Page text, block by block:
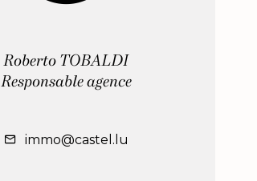
Roberto TOBALDI
Responsable agence
immo@castel.lu